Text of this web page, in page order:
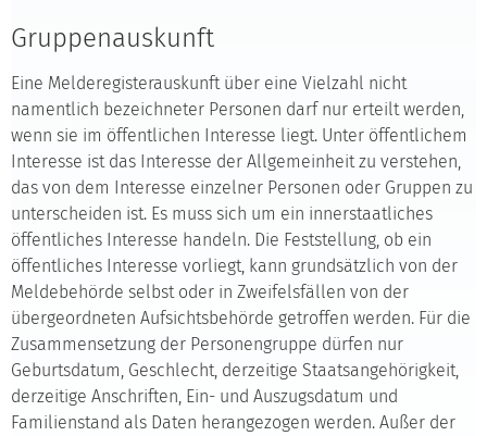
Gruppenauskunft
Eine Melderegisterauskunft über eine Vielzahl nicht
namentlich bezeichneter Personen darf nur erteilt werden,
wenn sie im öffentlichen Interesse liegt. Unter öffentlichem
Interesse ist das Interesse der Allgemeinheit zu verstehen,
das von dem Interesse einzelner Personen oder Gruppen zu
unterscheiden ist. Es muss sich um ein innerstaatliches
öffentliches Interesse handeln. Die Feststellung, ob ein
öffentliches Interesse vorliegt, kann grundsätzlich von der
Meldebehörde selbst oder in Zweifelsfällen von der
übergeordneten Aufsichtsbehörde getroffen werden. Für die
Zusammensetzung der Personengruppe dürfen nur
Geburtsdatum, Geschlecht, derzeitige Staatsangehörigkeit,
derzeitige Anschriften, Ein- und Auszugsdatum und
Familienstand als Daten herangezogen werden. Außer der